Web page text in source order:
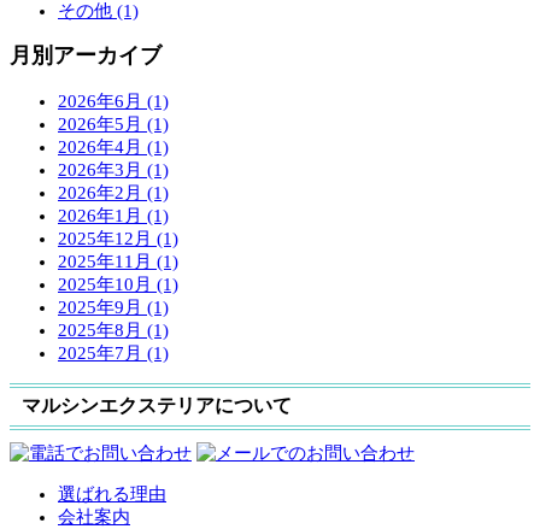
その他 (1)
月別アーカイブ
2026年6月 (1)
2026年5月 (1)
2026年4月 (1)
2026年3月 (1)
2026年2月 (1)
2026年1月 (1)
2025年12月 (1)
2025年11月 (1)
2025年10月 (1)
2025年9月 (1)
2025年8月 (1)
2025年7月 (1)
マルシンエクステリアについて
選ばれる理由
会社案内